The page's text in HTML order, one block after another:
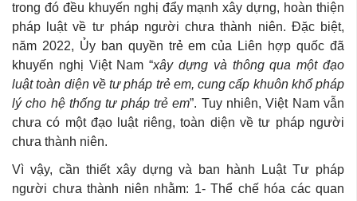
trong đó đều khuyến nghị đẩy mạnh xây dựng, hoàn thiện
pháp luật về tư pháp người chưa thành niên. Đặc biệt,
năm 2022, Ủy ban quyền trẻ em của Liên hợp quốc đã
khuyến nghị Việt Nam “xây dựng và thông qua một đạo
luật toàn diện về tư pháp trẻ em, cung cấp khuôn khổ pháp
lý cho hệ thống tư pháp trẻ em”. Tuy nhiên, Việt Nam vẫn
chưa có một đạo luật riêng, toàn diện về tư pháp người
chưa thành niên.
Vì vậy, cần thiết xây dựng và ban hành Luật Tư pháp
người chưa thành niên nhằm: 1- Thể chế hóa các quan